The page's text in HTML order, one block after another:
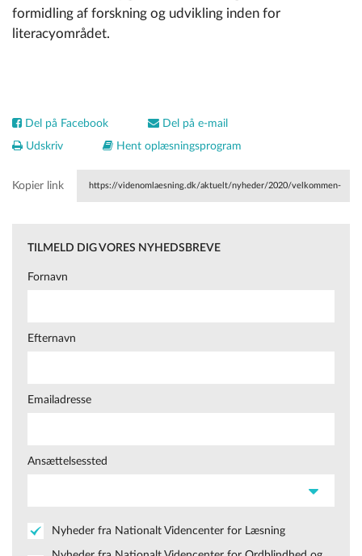
formidling af forskning og udvikling inden for
literacyområdet.
Del på Facebook
Del på e-mail
Udskriv
Hent oplæsningsprogram
Kopier link https://videnomlaesning.dk/aktuelt/nyheder/2020/velkommen-
TILMELD DIG VORES NYHEDSBREVE
Fornavn
Efternavn
Emailadresse
Ansættelsessted
Nyheder fra Nationalt Videncenter for Læsning